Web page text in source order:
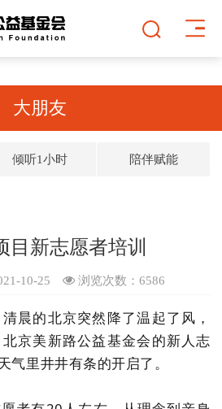
大朋友
倾听1小时 陪伴赋能
目新志愿者培训
10-25 浏览次数： 6586
晨的北京突然降了温起了风，
京美新路公益基金会的新人志
气里井井有条的开启了。